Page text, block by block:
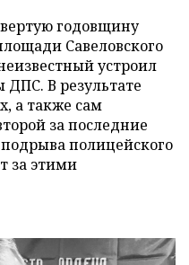
годовщину
Савеловского
устроил
В результате
а также сам
за последние
полицейского
за этими